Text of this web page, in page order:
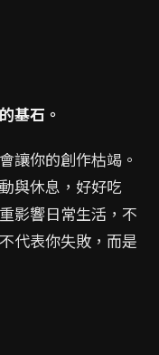
基石。
讓你的創作枯竭。
與休息，好好吃
影響日常生活，不
代表你失敗，而是